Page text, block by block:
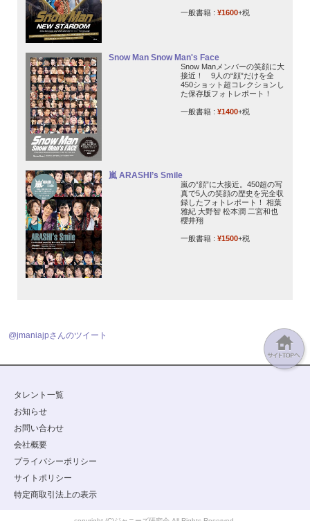
一般書籍 : ¥1600+税
Snow Man Snow Man's Face
Snow Manメンバーの笑顔に大
接近！ 9人の“顔”だけを全
450ショット超コレクションし
た保存版フォトレポート！
一般書籍 : ¥1400+税
嵐 ARASHI’s Smile
嵐の“顔”に大接近。450超の写
真で5人の笑顔の歴史を完全収
録したフォトレポート！ 相葉
雅紀 大野智 松本潤 二宮和也
櫻井翔
一般書籍 : ¥1500+税
@jmaniajpさんのツイート
タレント一覧
お知らせ
お問い合わせ
会社概要
プライバシーポリシー
サイトポリシー
特定商取引法上の表示